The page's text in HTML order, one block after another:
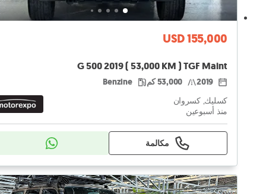
USD 155,000
G 500 2019 ( 53,000 KM ) TGF Maint
2019 53,000 كم Benzine
كسليك, كسروان
منذ أسبوعين
مكالمة